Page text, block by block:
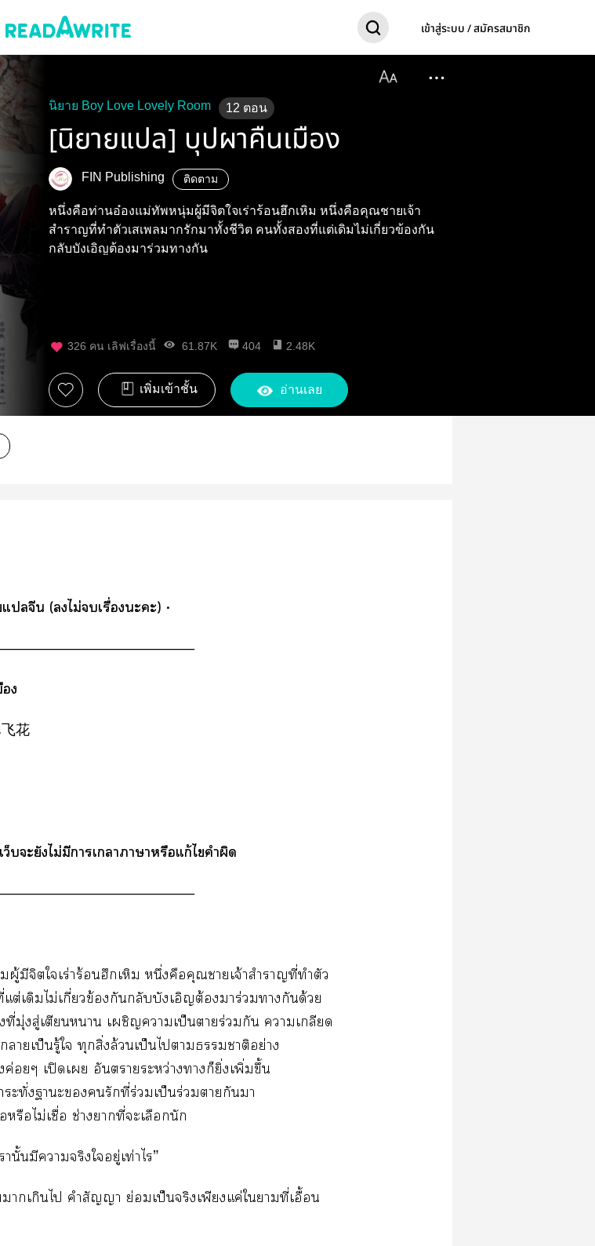
เข้าสู่ระบบ / สมัครสมาชิก
นิยาย Boy Love Lovely Room 12 ตอน
[นิยายแปล] บุปผาคืนเมือง
FIN Publishing ติดตาม
หนึ่งคือท่านอ๋องแม่ทัพหนุ่มผู้มีจิตใจเร่าร้อนฮึกเหิม หนึ่งคือคุณชายเจ้า
สำราญที่ทำตัวเสเพลมากรักมาทั้งชีวิต คนทั้งสองที่แต่เดิมไม่เกี่ยวข้องกัน
กลับบังเอิญต้องมาร่วมทางกัน
326 คน เลิฟเรื่องนี้ 61.87K 404 2.48K
เพิ่มเข้าชั้น อ่านเลย
จีน (ไม่เรื่องะะ) •
ง
花
บะยังไม่มีาเาาาหรือแก้ไคำผิด
มีจิตใเร่าร้อนฮึกเหิม หนึ่งคือคุณาเจ้าสำราญที่ทำตัว
ต่เดิมไม่เกี่ยวข้องกันกลับบังเอิญต้องมาร่วางกันด้วย
ที่มุ่งสู่เตียนา เผชิญาเป็นาร่วมกัน าเกลียด
ายเป็นรู้ใ ทุกสิ่งล้วนเป็นไาาติอย่าง
อยๆ เปิดเ อันตรายระหว่างาก็ยิ่งเพิ่มขึ้น
ะทั่งาะรักที่ร่วมเป็นร่วมากันา
รือไม่เชื่อ ช่างาที่ะเลือกนัก
นมีาจริงใอยู่เท่าไร”
าเกินไ คำสัญญา ย่อมเป็นจริงเพียงแค่ใาที่เอื้อน